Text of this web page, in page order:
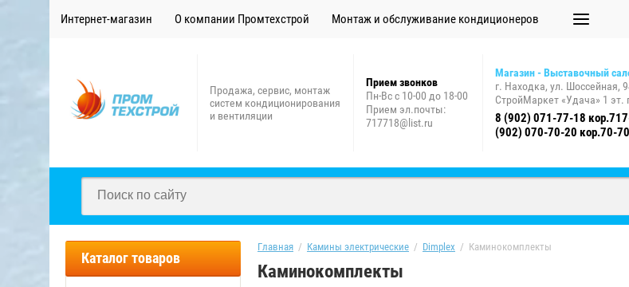
Интернет-магазин О компании Промтехстрой Монтаж и обслуживание кондиционеров
Продажа, сервис, монтаж
систем кондиционирования
и вентиляции
Прием звонков
Пн-Вс с 10-00 до 18-00
Прием эл.почты:
717718@list.ru
Магазин - Выставочный
г. Находка, ул. Шоссейная,
СтройМаркет «Удача» 1 эт.
8 (902) 071-77-18
(902) 070-70-20 кор.70-
Каталог товаров
Главная
  /
Камины электрические
  /
Dimplex
  /  Каминокомплекты
Каминокомплекты